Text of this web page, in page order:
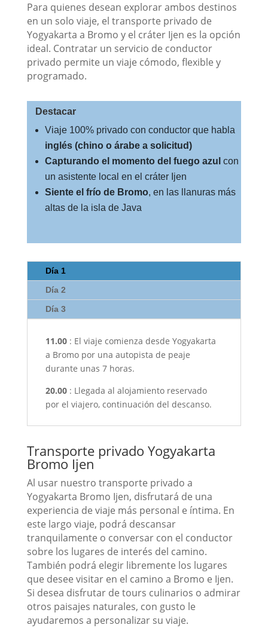
Para quienes desean explorar ambos destinos
en un solo viaje, el transporte privado de
Yogyakarta a Bromo y el cráter Ijen es la opción
ideal. Contratar un servicio de conductor
privado permite un viaje cómodo, flexible y
programado.
Destacar
Viaje 100% privado con conductor que habla
inglés (chino o árabe a solicitud)
Capturando el momento del fuego azul con
un asistente local en el cráter Ijen
Siente el frío de Bromo, en las llanuras más
altas de la isla de Java
Día 1
Día 2
Día 3
11.00: El viaje comienza desde Yogyakarta
a Bromo por una autopista de peaje
durante unas 7 horas.
20.00 : Llegada al alojamiento reservado
por el viajero, continuación del descanso.
Transporte privado Yogyakarta
Bromo Ijen
Al usar nuestro transporte privado a
Yogyakarta Bromo Ijen, disfrutará de una
experiencia de viaje más personal e íntima. En
este largo viaje, podrá descansar
tranquilamente o conversar con el conductor
sobre los lugares de interés del camino.
También podrá elegir libremente los lugares
que desee visitar en el camino a Bromo e Ijen.
Si desea disfrutar de tours culinarios o admirar
otros paisajes naturales, con gusto le
ayudaremos a personalizar su viaje.